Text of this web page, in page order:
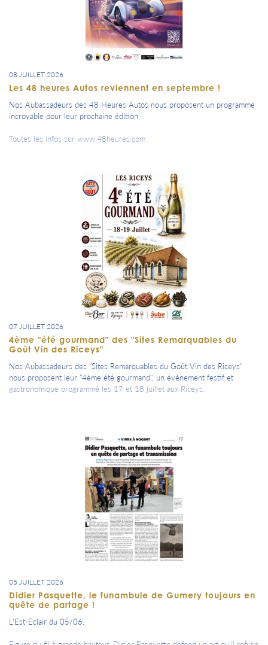
08 JUILLET 2026
Les 48 heures Autos reviennent en septembre !
Nos Aubassadeurs des 48 Heures Autos nous proposent un programme
incroyable pour leur prochaine édition.
Toutes les infos sur www.48heures.com
07 JUILLET 2026
4ème "été gourmand" des "Sites Remarquables du
Goût Vin des Riceys"
Nos Aubassadeurs des "Sites Remarquables du Goût Vin des Riceys"
nous proposent leur "4ème été gourmand", un évènement festif et
gastronomique programmé les 17 et 18 juillet aux Riceys.
05 JUILLET 2026
Didier Pasquette, le funambule de Gumery toujours en
quête de partage !
L'Est-Eclair du 05/06.